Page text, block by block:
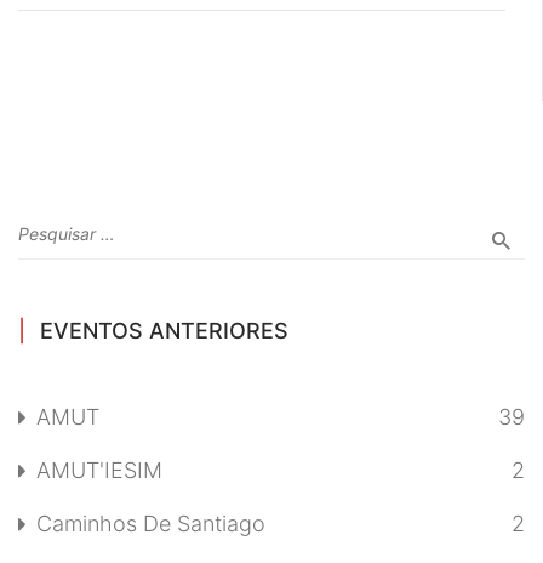
EVENTOS ANTERIORES
AMUT 39
AMUT'IESIM 2
Caminhos De Santiago 2